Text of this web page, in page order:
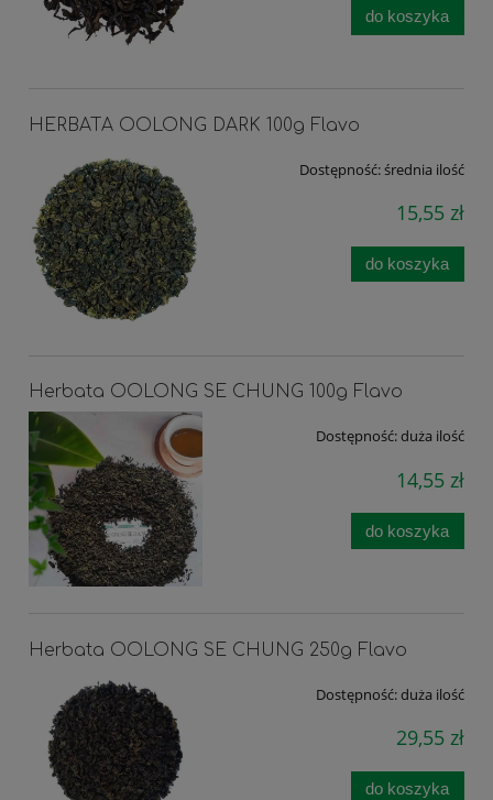
do koszyka
HERBATA OOLONG DARK 100g Flavo
Dostępność:średnia ilość
15,55 zł
do koszyka
Herbata OOLONG SE CHUNG 100g Flavo
Dostępność:duża ilość
14,55 zł
do koszyka
Herbata OOLONG SE CHUNG 250g Flavo
Dostępność:duża ilość
29,55 zł
do koszyka